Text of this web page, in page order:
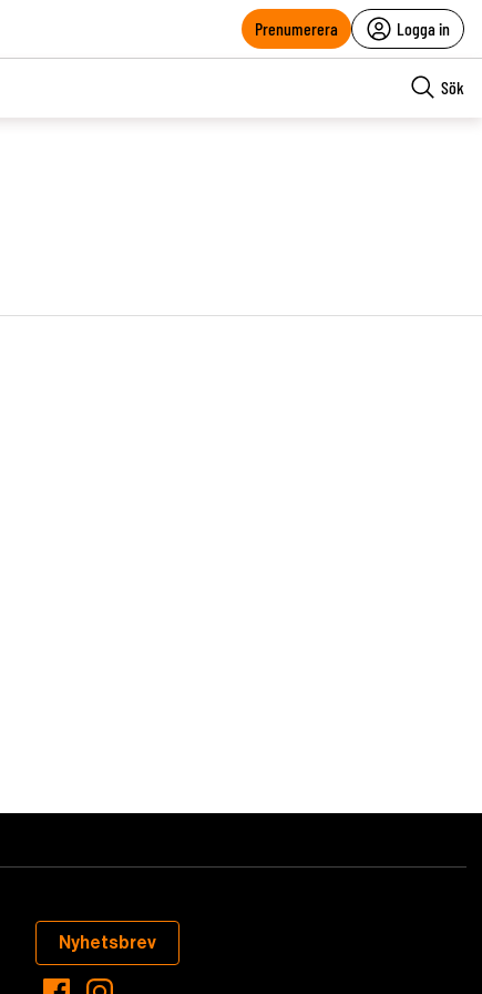
Prenumerera Logga in
Sök
Nyhetsbrev